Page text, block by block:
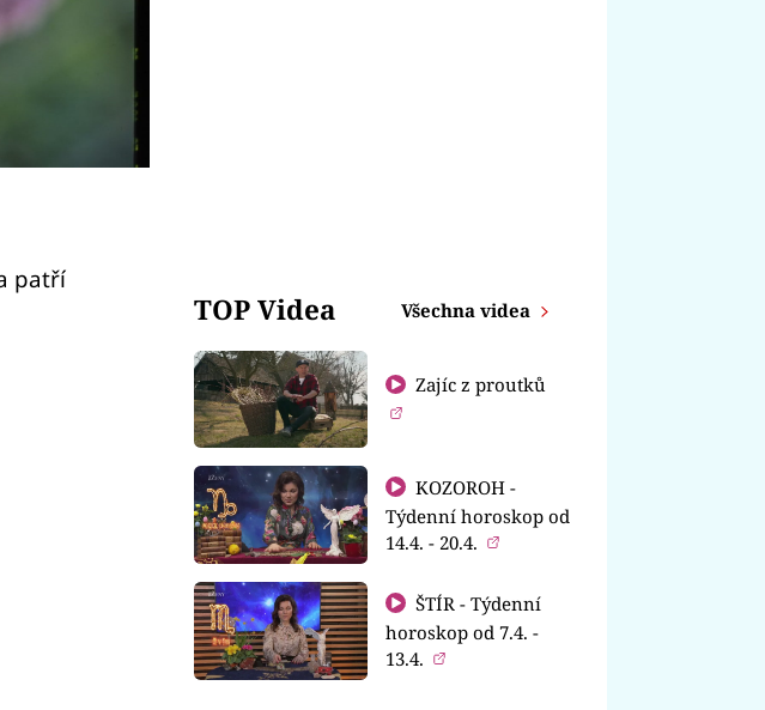
patří
TOP Videa Všechna videa
Zajíc z proutků
KOZOROH -
Týdenní horoskop od
14.4. - 20.4.
ŠTÍR - Týdenní
horoskop od 7.4. -
13.4.